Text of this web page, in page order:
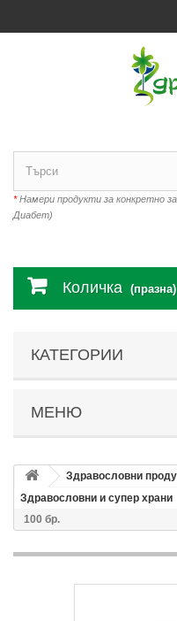
*Намери продукти за конкретно
Диабет)
Количка (празна)
КАТЕГОРИИ
МЕНЮ
Здравословни
Здравословни и супер храни
100 бр.